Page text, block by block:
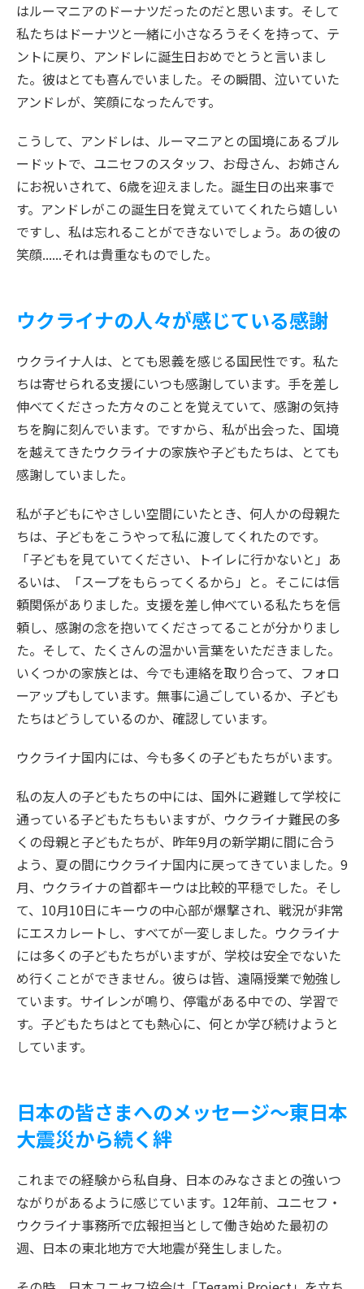
はルーマニアのドーナツだったのだと思います。そして
私たちはドーナツと一緒に小さなろうそくを持って、テ
ントに戻り、アンドレに誕生日おめでとうと言いまし
た。彼はとても喜んでいました。その瞬間、泣いていた
アンドレが、笑顔になったんです。
こうして、アンドレは、ルーマニアとの国境にあるブル
ードットで、ユニセフのスタッフ、お母さん、お姉さん
にお祝いされて、6歳を迎えました。誕生日の出来事で
す。アンドレがこの誕生日を覚えていてくれたら嬉しい
ですし、私は忘れることができないでしょう。あの彼の
笑顔......それは貴重なものでした。
ウクライナの人々が感じている感謝
ウクライナ人は、とても恩義を感じる国民性です。私た
ちは寄せられる支援にいつも感謝しています。手を差し
伸べてくださった方々のことを覚えていて、感謝の気持
ちを胸に刻んでいます。ですから、私が出会った、国境
を越えてきたウクライナの家族や子どもたちは、とても
感謝していました。
私が子どもにやさしい空間にいたとき、何人かの母親た
ちは、子どもをこうやって私に渡してくれたのです。
「子どもを見ていてください、トイレに行かないと」あ
るいは、「スープをもらってくるから」と。そこには信
頼関係がありました。支援を差し伸べている私たちを信
頼し、感謝の念を抱いてくださってることが分かりまし
た。そして、たくさんの温かい言葉をいただきました。
いくつかの家族とは、今でも連絡を取り合って、フォロ
ーアップもしています。無事に過ごしているか、子ども
たちはどうしているのか、確認しています。
ウクライナ国内には、今も多くの子どもたちがいます。
私の友人の子どもたちの中には、国外に避難して学校に
通っている子どもたちもいますが、ウクライナ難民の多
くの母親と子どもたちが、昨年9月の新学期に間に合う
よう、夏の間にウクライナ国内に戻ってきていました。9
月、ウクライナの首都キーウは比較的平穏でした。そし
て、10月10日にキーウの中心部が爆撃され、戦況が非常
にエスカレートし、すべてが一変しました。ウクライナ
には多くの子どもたちがいますが、学校は安全でないた
め行くことができません。彼らは皆、遠隔授業で勉強し
ています。サイレンが鳴り、停電がある中での、学習で
す。子どもたちはとても熱心に、何とか学び続けようと
しています。
日本の皆さまへのメッセージ～東日本
大震災から続く絆
これまでの経験から私自身、日本のみなさまとの強いつ
ながりがあるように感じています。12年前、ユニセフ・
ウクライナ事務所で広報担当として働き始めた最初の
週、日本の東北地方で大地震が発生しました。